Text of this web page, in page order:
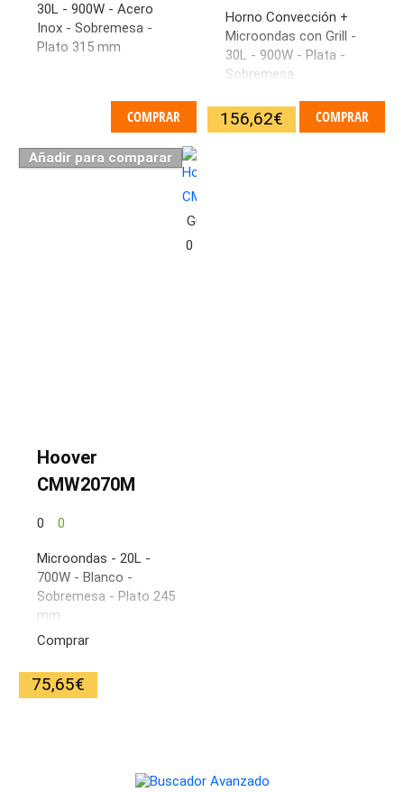
30L - 900W - Acero
Inox - Sobremesa -
Plato 315 mm
COMPRAR
Horno Convección +
Microondas con Grill -
30L - 900W - Plata -
Sobremesa
156,62€ COMPRAR
Añadir para comparar
Guardar
0
Hoover
CMW2070M
0 0
Microondas - 20L -
700W - Blanco -
Sobremesa - Plato 245
mm
75,65€
Comprar